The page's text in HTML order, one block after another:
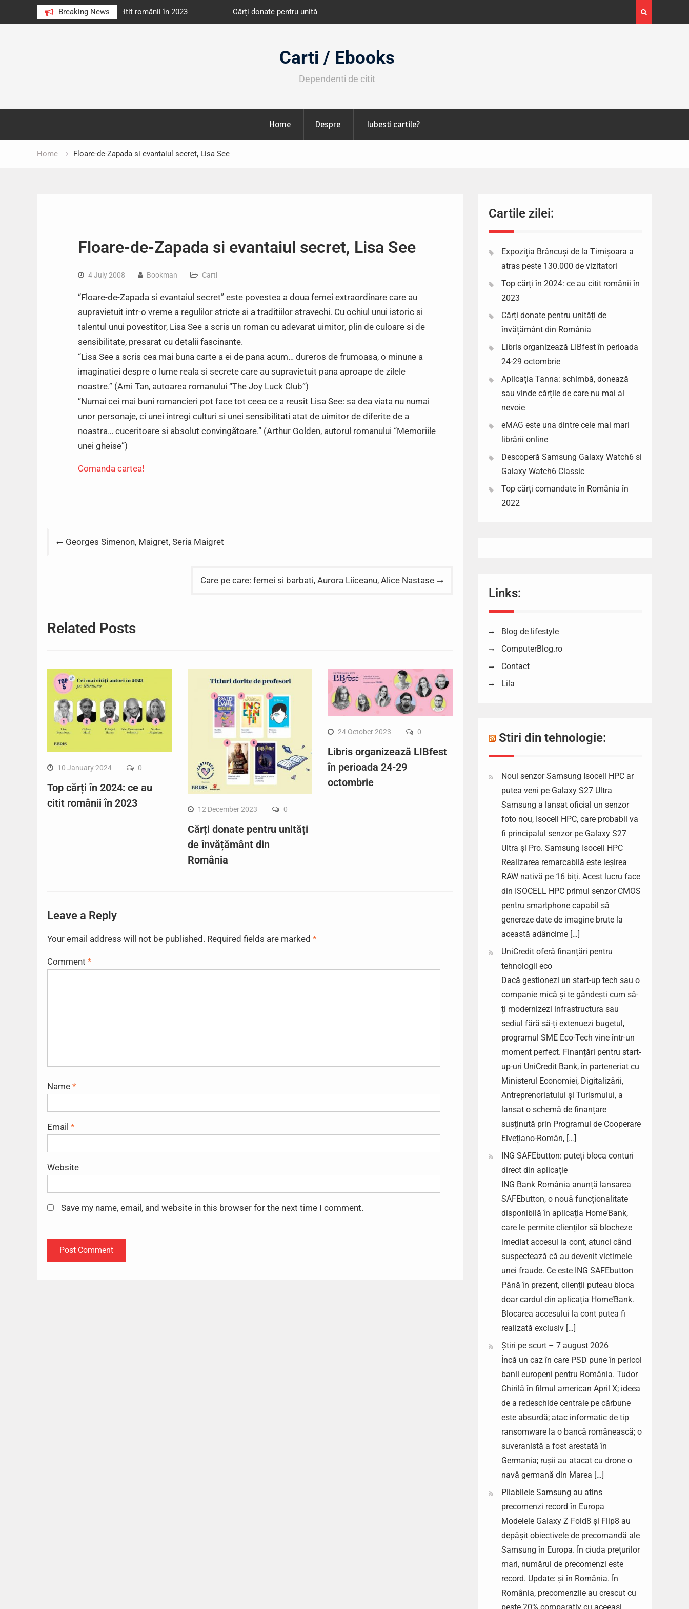
Breaking News
au citit românii în 2023 Cărți donate pentru unități de învățământ din România
octombrie
Expoziția Brâncuși de la Timișoara a atras peste
130.000 de vizitatori
Carti / Ebooks
Dependenti de citit
Home Despre Iubesti cartile?
Home Floare-de-Zapada si evantaiul secret, Lisa See
Floare-de-Zapada si evantaiul secret, Lisa See
4 July 2008 Bookman Carti
“Floare-de-Zapada si evantaiul secret” este povestea a doua femei extraordinare care au
supravietuit intr-o vreme a regulilor stricte si a traditiilor stravechi. Cu ochiul unui istoric si
talentul unui povestitor, Lisa See a scris un roman cu adevarat uimitor, plin de culoare si de
sensibilitate, presarat cu detalii fascinante.
“Lisa See a scris cea mai buna carte a ei de pana acum… dureros de frumoasa, o minune a
imaginatiei despre o lume reala si secrete care au supravietuit pana aproape de zilele
noastre.” (Ami Tan, autoarea romanului “The Joy Luck Club”)
“Numai cei mai buni romancieri pot face tot ceea ce a reusit Lisa See: sa dea viata nu numai
unor personaje, ci unei intregi culturi si unei sensibilitati atat de uimitor de diferite de a
noastra… cuceritoare si absolut convingãtoare.” (Arthur Golden, autorul romanului “Memoriile
unei gheise”)
Comanda cartea!
PostGeorges Simenon, Maigret, Seria Maigret
Care pe care: femei si barbati, Aurora Liiceanu, Alice Nastase
Related Posts
10 January 2024 0
Top cărți în 2024: ce au
citit românii în 2023
12 December 2023 0
Cărți donate pentru unități
de învățământ din
România
24 October 2023 0
Libris organizează LIBfest
în perioada 24-29
octombrie
Leave a Reply
Your email address will not be published. Required fields are marked *
Comment *
Name *
Email *
Website
Save my name, email, and website in this browser for the next time I comment.
Cartile zilei:
Expoziția Brâncuși de la Timișoara a
atras peste 130.000 de vizitatori
Top cărți în 2024: ce au citit românii în
2023
Cărți donate pentru unități de
învățământ din România
Libris organizează LIBfest în perioada
24-29 octombrie
Aplicația Tanna: schimbă, donează
sau vinde cărțile de care nu mai ai
nevoie
eMAG este una dintre cele mai mari
librării online
Descoperă Samsung Galaxy Watch6 si
Galaxy Watch6 Classic
Top cărți comandate în România în
2022
Links:
Blog de lifestyle
ComputerBlog.ro
Contact
Lila
Stiri din tehnologie:
Noul senzor Samsung Isocell HPC ar
putea veni pe Galaxy S27 Ultra
Samsung a lansat oficial un senzor
foto nou, Isocell HPC, care probabil va
fi principalul senzor pe Galaxy S27
Ultra și Pro. Samsung Isocell HPC
Realizarea remarcabilă este ieșirea
RAW nativă pe 16 biți. Acest lucru face
din ISOCELL HPC primul senzor CMOS
pentru smartphone capabil să
genereze date de imagine brute la
această adâncime […]
UniCredit oferă finanțări pentru
tehnologii eco
Dacă gestionezi un start-up tech sau o
companie mică și te gândești cum să-
ți modernizezi infrastructura sau
sediul fără să-ți extenuezi bugetul,
programul SME Eco-Tech vine într-un
moment perfect. Finanțări pentru start-
up-uri UniCredit Bank, în parteneriat cu
Ministerul Economiei, Digitalizării,
Antreprenoriatului și Turismului, a
lansat o schemă de finanțare
susținută prin Programul de Cooperare
Elvețiano-Român, […]
ING SAFEbutton: puteți bloca conturi
direct din aplicație
ING Bank România anunță lansarea
SAFEbutton, o nouă funcționalitate
disponibilă în aplicația Home’Bank,
care le permite clienților să blocheze
imediat accesul la cont, atunci când
suspectează că au devenit victimele
unei fraude. Ce este ING SAFEbutton
Până în prezent, clienții puteau bloca
doar cardul din aplicația Home’Bank.
Blocarea accesului la cont putea fi
realizată exclusiv […]
Știri pe scurt – 7 august 2026
Încă un caz în care PSD pune în pericol
banii europeni pentru România. Tudor
Chirilă în filmul american April X; ideea
de a redeschide centrale pe cărbune
este absurdă; atac informatic de tip
ransomware la o bancă românească; o
suveranistă a fost arestată în
Germania; rușii au atacat cu drone o
navă germană din Marea […]
Pliabilele Samsung au atins
precomenzi record în Europa
Modelele Galaxy Z Fold8 și Flip8 au
depășit obiectivele de precomandă ale
Samsung în Europa. În ciuda prețurilor
mari, numărul de precomenzi este
record. Update: și în România. În
România, precomenzile au crescut cu